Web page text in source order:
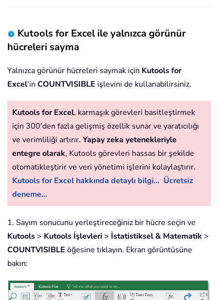
Kutools for Excel ile yalnızca görünür
hücreleri sayma
Yalnızca görünür hücreleri saymak için Kutools for
Excel'in COUNTVISIBLE işlevini de kullanabilirsiniz.
Kutools for Excel, karmaşık görevleri basitleştirmek
için 300'den fazla gelişmiş özellik sunar ve yaratıcılığı
ve verimliliği artırır. Yapay zeka yetenekleriyle
entegre olarak, Kutools görevleri hassas bir şekilde
otomatikleştirir ve veri yönetimi işlerini kolaylaştırır.
Kutools for Excel hakkında detaylı bilgi... Ücretsiz
deneme...
1. Sayım sonucunu yerleştireceğiniz bir hücre seçin ve
Kutools > Kutools İşlevleri > İstatistiksel & Matematik >
COUNTVISIBLE öğesine tıklayın. Ekran görüntüsüne
bakın: